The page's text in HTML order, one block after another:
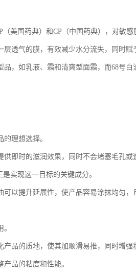
美国药典）和CP（中国药典），对敏感
透气的膜，有效减少水分流失，同时赋
，如乳液、霜和清爽型面霜，而68号
理想选择。
即时的滋润效果，同时不会堵塞毛孔或
实现这一目标的关键成分。
以提升延展性，使产品容易涂抹均匀，
品的质地，使其加顺滑易推，同时增强
品的粘度和性能。